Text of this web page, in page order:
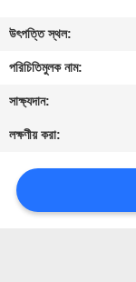
গুণমান
নিয়ন্ত্রণ
আমাদের
সাথে
যোগাযোগ
উৎপত্তি স্থল:
পরিচিতিমুলক নাম:
সাক্ষ্যদান:
লক্ষণীয় করা: